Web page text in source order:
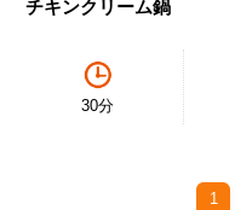
チキンクリーム鍋
30分
1